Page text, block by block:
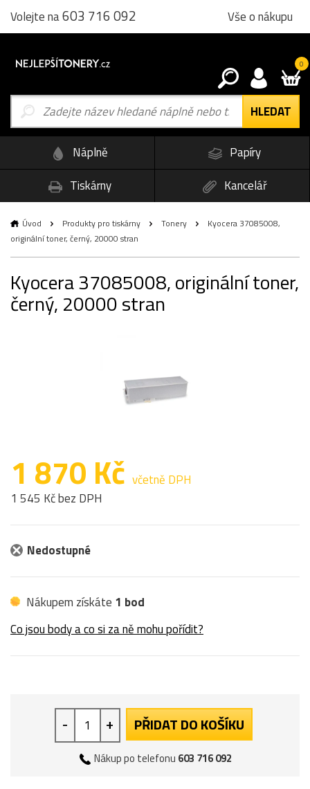
Volejte na603 716 092 Vše o nákupu
0
Náplně
Papíry
Tiskárny
Kancelář
Úvod Produkty pro tiskárny Tonery
Kyocera 37085008,
originální toner, černý, 20000 stran
Kyocera 37085008, originální toner,
černý, 20000 stran
1 870 Kč včetně DPH
1 545 Kč bez DPH
Nedostupné
Nákupem získáte 1 bod
Co jsou body a co si za ně mohu pořídit?
- + PŘIDAT DO KOŠÍKU
Nákup po telefonu 603 716 092